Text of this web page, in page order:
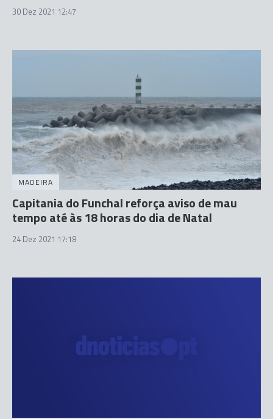
30 Dez 2021 12:47
MADEIRA
Capitania do Funchal reforça aviso de mau
tempo até às 18 horas do dia de Natal
24 Dez 2021 17:18